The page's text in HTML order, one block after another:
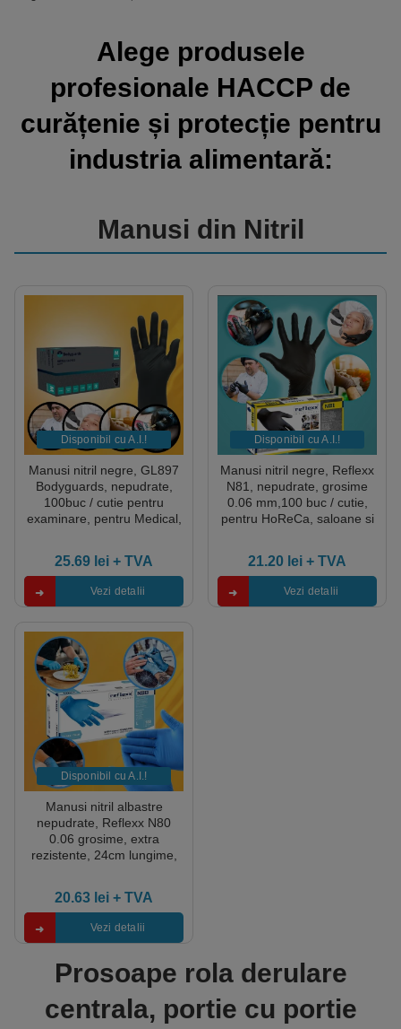
Alege produsele
profesionale HACCP de
curățenie și protecție pentru
industria alimentară:
Manusi din Nitril
Disponibil cu A.I.​!
Manusi nitril negre, GL897
Bodyguards, nepudrate,
100buc / cutie pentru
examinare, pentru Medical,
premium
25.69 lei + TVA
Vezi detalii
Disponibil cu A.I.​!
Manusi nitril negre, Reflexx
N81, nepudrate, grosime
0.06 mm,100 buc / cutie,
pentru HoReCa, saloane si
21.20 lei + TVA
Vezi detalii
Disponibil cu A.I.​!
Manusi nitril albastre
nepudrate, Reflexx N80
0.06 grosime, extra
rezistente, 24cm lungime,
20.63 lei + TVA
Vezi detalii
Prosoape rola derulare
centrala, portie cu portie